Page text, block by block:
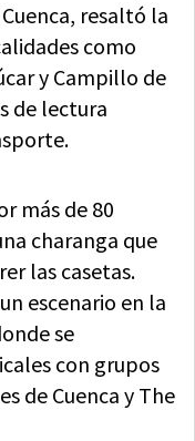
resaltó la
como
y Campillo de
de lectura
más de 80
charanga que
las casetas.
escenario en la
se
con grupos
de Cuenca y The